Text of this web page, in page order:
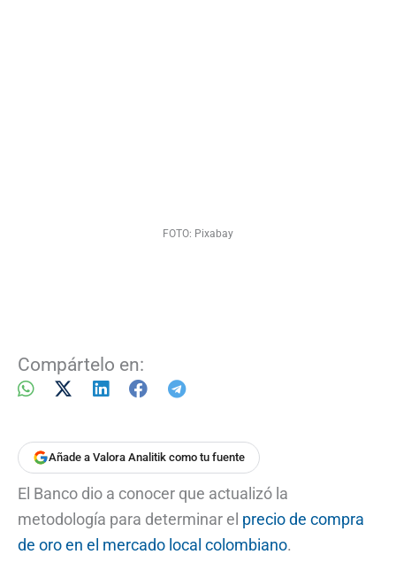
FOTO: Pixabay
Compártelo en:
Añade a Valora Analitik como tu fuente
El Banco dio a conocer que actualizó la
metodología para determinar el precio de compra
de oro en el mercado local colombiano.